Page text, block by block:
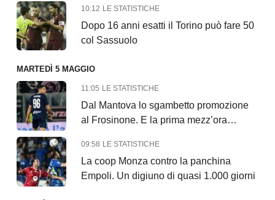
10:12 LE STATISTICHE
Dopo 16 anni esatti il Torino può fare 50
col Sassuolo
MARTEDÌ 5 MAGGIO
11:05 LE STATISTICHE
Dal Mantova lo sgambetto promozione
al Frosinone. E la prima mezz’ora…
09:58 LE STATISTICHE
La coop Monza contro la panchina
Empoli. Un digiuno di quasi 1.000 giorni